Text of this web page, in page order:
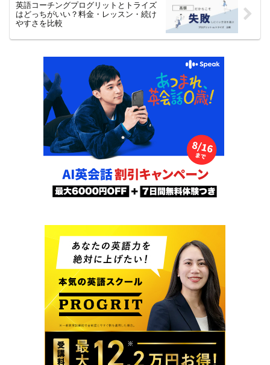
英語コーチングプログリットとトライズ
はどっちがいい？料金・レッスン・続け
やすさを比較